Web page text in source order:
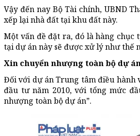
Vậy đến nay Bộ Tài chính, UBND
xếp lại nhà đất tại khu đất này.
Một vấn đề đặt ra, đó là hàng chục
tại dự án này sẽ được xử lý như thế
Xin chuyển nhượng toàn bộ dự
Đối với dự án Trung tâm điều hành
đầu tư năm 2010, với tổng mức
nhượng toàn bộ dự án”.